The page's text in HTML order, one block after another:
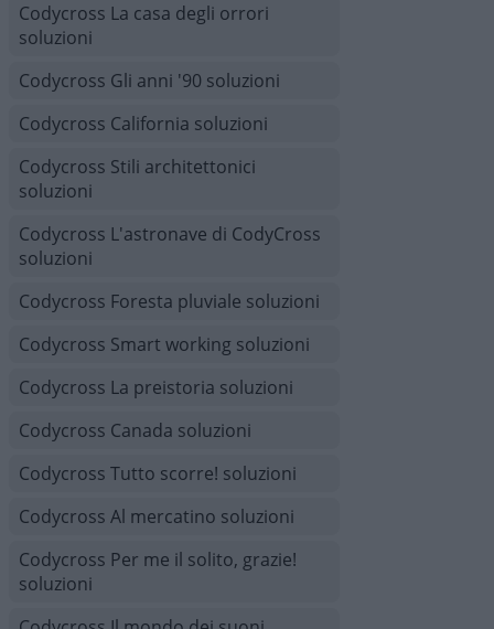
Codycross La casa degli orrori
soluzioni
Codycross Gli anni '90 soluzioni
Codycross California soluzioni
Codycross Stili architettonici
soluzioni
Codycross L'astronave di CodyCross
soluzioni
Codycross Foresta pluviale soluzioni
Codycross Smart working soluzioni
Codycross La preistoria soluzioni
Codycross Canada soluzioni
Codycross Tutto scorre! soluzioni
Codycross Al mercatino soluzioni
Codycross Per me il solito, grazie!
soluzioni